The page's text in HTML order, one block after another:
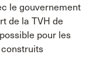
le gouvernement
de la TVH de
pour les